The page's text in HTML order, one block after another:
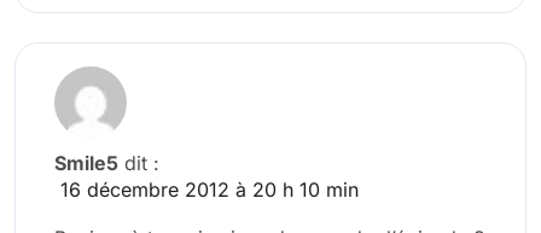
Smile5 dit :
16 décembre 2012 à 20 h 10 min